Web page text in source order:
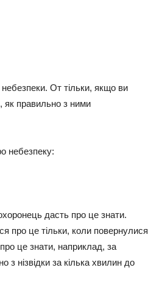
небезпеки. От тільки, якщо ви
як правильно з ними
небезпеку:
дасть про це знати.
про це тільки, коли повернулися
це знати, наприклад, за
з нізвідки за кілька хвилин до